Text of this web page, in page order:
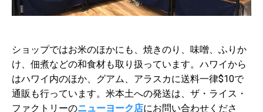
ショップではお米のほかにも、焼きのり、味噌、ふりか
け、佃煮などの和食材も取り扱っています。ハワイから
はハワイ内のほか、グアム、アラスカに送料一律$10で
通販も行っています。米本土への発送は、ザ・ライス・
ファクトリーのニューヨーク店にお問い合わせくださ